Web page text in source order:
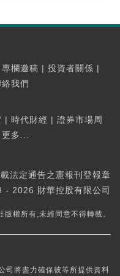
專欄邀稿 | 投資者關係 |
我們
| 時代財經 | 證券市場周
更多...
法定通告之憲報刊登報章
2026 財華控股有限公司
版權所有,未經同意不得轉載。
司將盡力確保彼等所提供資料